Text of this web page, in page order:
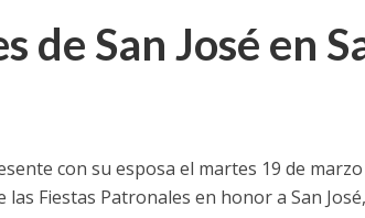
de San José en
con su esposa el martes 19 de
Fiestas Patronales en honor a San